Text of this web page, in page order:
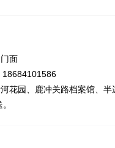
面
18684101586
花园、鹿冲关路档案馆、半